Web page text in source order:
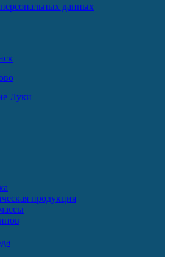
данных
Луки
продукция